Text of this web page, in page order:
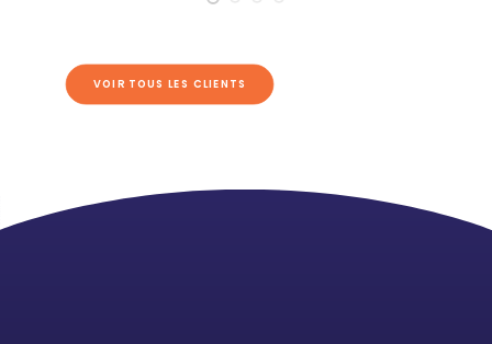
VOIR TOUS LES CLIENTS